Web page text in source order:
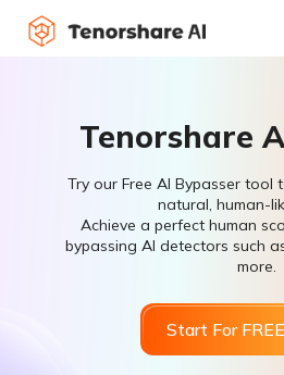
Tenorshare
Try our Free AI Bypasser tool
natural, human-
Achieve a perfect human
bypassing AI detectors such
more.
Start For FREE